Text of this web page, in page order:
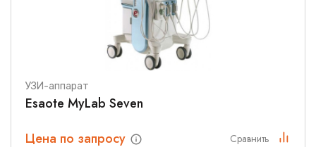
УЗИ-аппарат
Esaote MyLab Seven
Цена по запросу
Сравнить